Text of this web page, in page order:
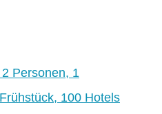
Personen, 1
100 Hotels